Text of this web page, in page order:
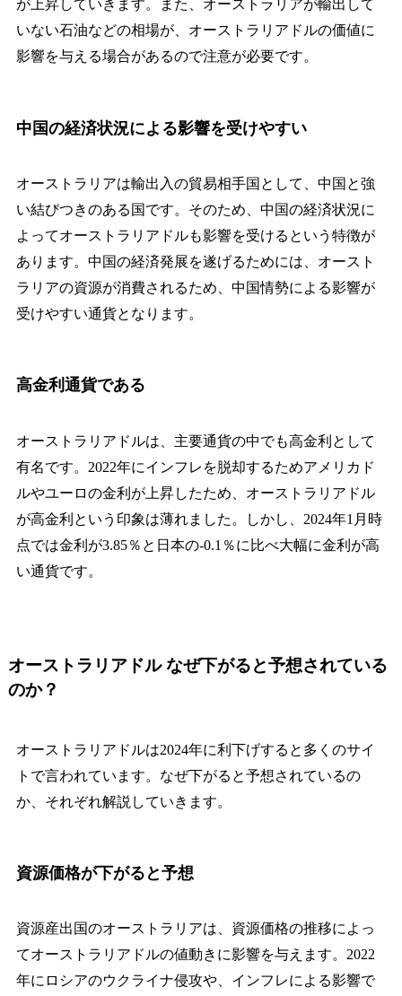
が上昇していきます。また、オーストラリアが輸出して
いない石油などの相場が、オーストラリアドルの価値に
影響を与える場合があるので注意が必要です。
中国の経済状況による影響を受けやすい
オーストラリアは輸出入の貿易相手国として、中国と強
い結びつきのある国です。そのため、中国の経済状況に
よってオーストラリアドルも影響を受けるという特徴が
あります。中国の経済発展を遂げるためには、オースト
ラリアの資源が消費されるため、中国情勢による影響が
受けやすい通貨となります。
高金利通貨である
オーストラリアドルは、主要通貨の中でも高金利として
有名です。2022年にインフレを脱却するためアメリカド
ルやユーロの金利が上昇したため、オーストラリアドル
が高金利という印象は薄れました。しかし、2024年1月時
点では金利が3.85％と日本の-0.1％に比べ大幅に金利が高
い通貨です。
オーストラリアドル なぜ下がると予想されている
のか？
オーストラリアドルは2024年に利下げすると多くのサイ
トで言われています。なぜ下がると予想されているの
か、それぞれ解説していきます。
資源価格が下がると予想
資源産出国のオーストラリアは、資源価格の推移によっ
てオーストラリアドルの値動きに影響を与えます。2022
年にロシアのウクライナ侵攻や、インフレによる影響で